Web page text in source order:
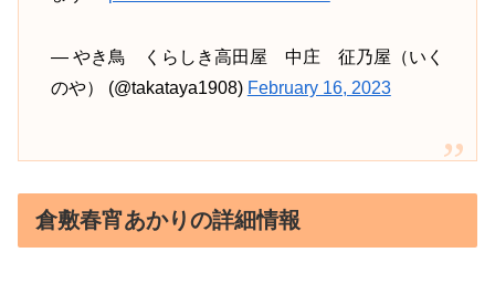
— やき鳥 くらしき高田屋 中庄 征乃屋（いく
のや） (@takataya1908) February 16, 2023
倉敷春宵あかりの詳細情報